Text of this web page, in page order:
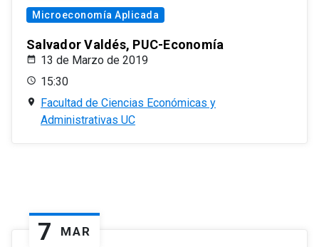
Microeconomía Aplicada
Salvador Valdés, PUC-Economía
13 de Marzo de 2019
15:30
Facultad de Ciencias Económicas y
Administrativas UC
7 MAR